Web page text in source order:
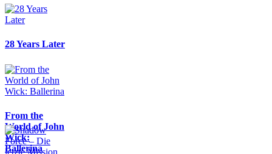
28 Years Later
From the
World of John
Wick:
Ballerina